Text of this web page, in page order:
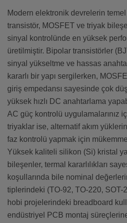
Modern elektronik devrelerin temel
transistör, MOSFET ve triyak
sinyal kontrolünde en yüksek
üretilmiştir. Bipolar transistörler
sinyal yükseltme ve hassas
kararlı bir yapı sergilerken,
giriş empedansı sayesinde çok
yüksek hızlı DC anahtarlama
AC güç kontrolü uygulamalarınız
triyaklar ise, alternatif akım
faz kontrolü yapmak için
Yüksek kaliteli silikon (Si) kristal
bileşenler, termal kararlılıkları
koşullarında bile nominal
tiplerindeki (TO-92, TO-220, SOT-
hobi projelerindeki breadboard
endüstriyel PCB montaj